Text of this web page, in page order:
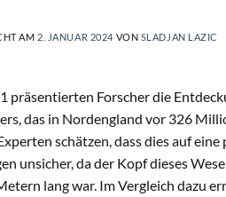
AM 2. JANUAR 2024 VON SLADJAN LAZIC
präsentierten Forscher die
das in Nordengland vor 326
schätzen, dass dies auf
unsicher, da der Kopf dieses
lang war. Im Vergleich dazu